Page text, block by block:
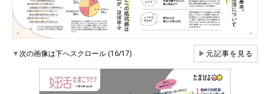
▼次の画像は下へスクロール (16/17) ▶元記事を見る